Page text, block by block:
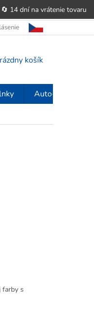
🔄 14 dní na vrátenie tovaru
POUČENIE O PRÁVE
košík
Auto-moto
farby s